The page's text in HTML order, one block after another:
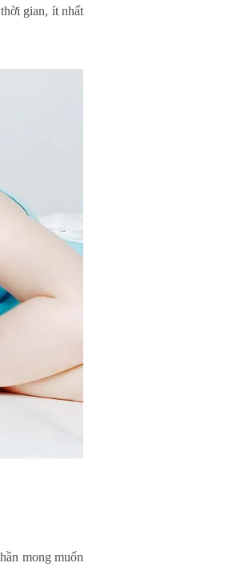
gian, ít nhất
mong muốn